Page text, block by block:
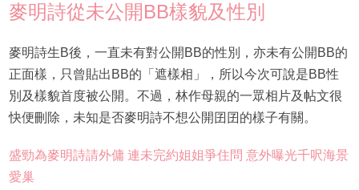
麥明詩從未公開BB樣貌及性別
麥明詩生B後，一直未有對公開BB的性別，亦未有公開BB的
正面樣，只曾貼出BB的「遮樣相」，所以今次可說是BB性
別及樣貌首度被公開。不過，林作母親的一眾相片及帖文很
快便刪除，未知是否麥明詩不想公開囝囝的樣子有關。
盛勁為麥明詩請外傭 連未完約姐姐爭住問 意外曝光千呎海景
愛巢